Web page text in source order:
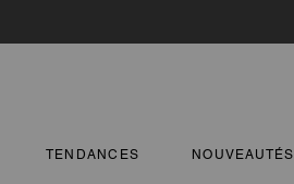
TENDANCES NOUVEAUTÉS